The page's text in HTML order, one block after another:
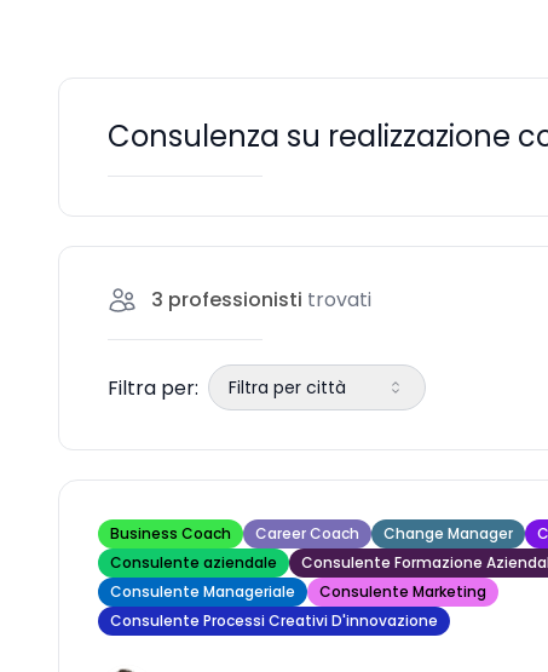
Consulenza su realizzazione
3 professionisti trovati
Filtra per: Filtra per città
Business Coach Career Coach Change Manager
Consulente aziendale
Consulente Formazione
Consulente Manageriale
Consulente Marketing
Consulente Processi Creativi D'innovazione